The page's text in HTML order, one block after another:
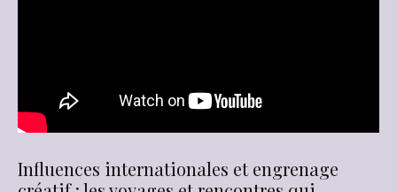
Influences internationales et engrenage